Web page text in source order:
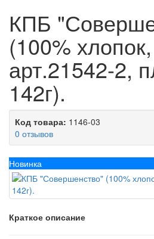
КПБ
(100% хлопок,
арт.21542-2,
142г).
Код товара: 1146-03
0 отзывов
Новинка
Краткое описание